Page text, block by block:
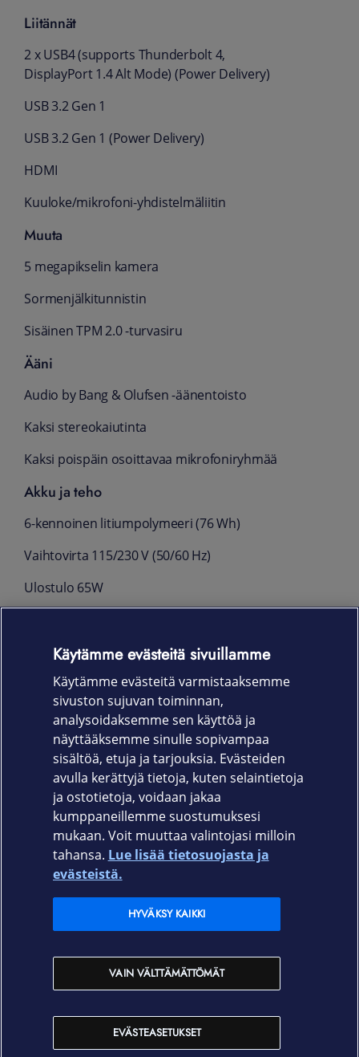
Liitännät
2 x USB4 (supports Thunderbolt 4,
DisplayPort 1.4 Alt Mode) (Power Delivery)
USB 3.2 Gen 1
USB 3.2 Gen 1 (Power Delivery)
HDMI
Kuuloke/mikrofoni-yhdistelmäliitin
Muuta
5 megapikselin kamera
Sormenjälkitunnistin
Sisäinen TPM 2.0 -turvasiru
Ääni
Audio by Bang & Olufsen -äänentoisto
Kaksi stereokaiutinta
Kaksi poispäin osoittavaa mikrofoniryhmää
Akku ja teho
6-kennoinen litiumpolymeeri (76 Wh)
Vaihtovirta 115/230 V (50/60 Hz)
Ulostulo 65W
35.87 cm x 25.1 cm x 1.92 cm
n. 1.76 kg
Takuu
36 kk
Elisa.fi
Elisan myymälät
Käytämme evästeitä sivuillamme
Käytämme evästeitä varmistaaksemme
sivuston sujuvan toiminnan,
analysoidaksemme sen käyttöä ja
näyttääksemme sinulle sopivampaa
sisältöä, etuja ja tarjouksia. Evästeiden
avulla kerättyjä tietoja, kuten selaintietoja
ja ostotietoja, voidaan jakaa
kumppaneillemme suostumuksesi
mukaan. Voit muuttaa valintojasi milloin
tahansa. Lue lisää tietosuojasta ja
evästeistä.
EVÄSTEASETUKSET
VAIN VÄLTTÄMÄTTÖMÄT
HYVÄKSY KAIKKI